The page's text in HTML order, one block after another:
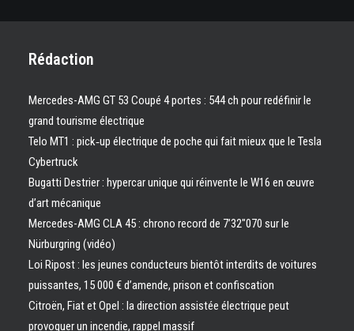
Rédaction
Mercedes-AMG GT 53 Coupé 4 portes : 544 ch pour redéfinir le
grand tourisme électrique
Telo MT1 : pick‑up électrique de poche qui fait mieux que le Tesla
Cybertruck
Bugatti Destrier : hypercar unique qui réinvente le W16 en œuvre
d’art mécanique
Mercedes-AMG CLA 45 : chrono record de 7’32″070 sur le
Nürburgring (vidéo)
Loi Ripost : les jeunes conducteurs bientôt interdits de voitures
puissantes, 15 000 € d’amende, prison et confiscation
Citroën, Fiat et Opel : la direction assistée électrique peut
provoquer un incendie, rappel massif